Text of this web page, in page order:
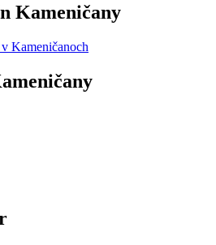
Kameničany
Kameničanoch